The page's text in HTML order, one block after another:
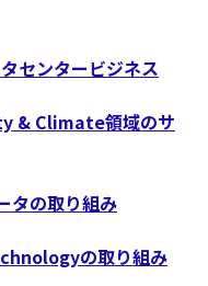
センタービジネス
& Climate領域のサ
タの取り組み
の取り組み